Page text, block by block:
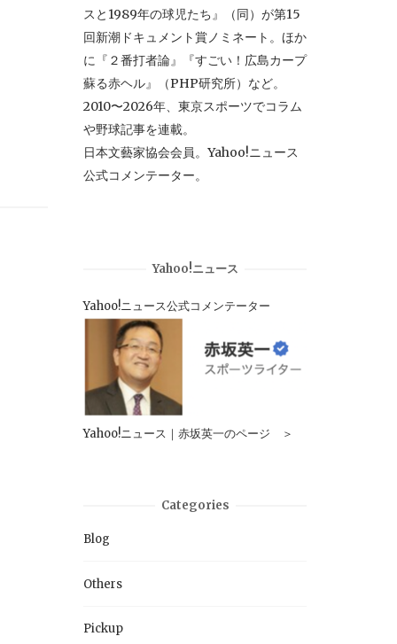
スと1989年の球児たち』（同）が第15
回新潮ドキュメント賞ノミネート。ほか
に『２番打者論』『すごい！広島カープ
蘇る赤ヘル』（PHP研究所）など。
2010〜2026年、東京スポーツでコラム
や野球記事を連載。
日本文藝家協会会員。Yahoo!ニュース
公式コメンテーター。
Yahoo!ニュース
Yahoo!ニュース公式コメンテーター
Yahoo!ニュース｜赤坂英一のページ ＞
Categories
Blog
Others
Pickup